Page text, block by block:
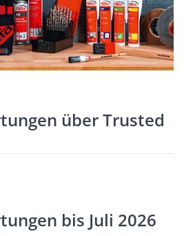
über Trusted
bis Juli 2026